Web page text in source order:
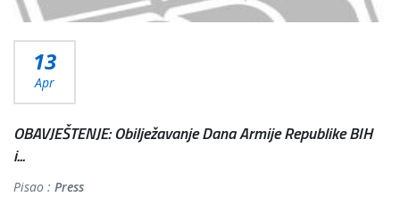
13
Apr
OBAVJEŠTENJE: Obilježavanje Dana Armije Republike BIH
i...
Pisao : Press